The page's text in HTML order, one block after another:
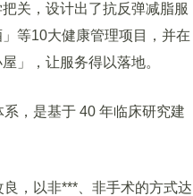
关，设计出了抗反弹减脂服
等10大健康管理项目，并在
」，让服务得以落地。
，是基于 40 年临床研究建
，以非***、非手术的方式达